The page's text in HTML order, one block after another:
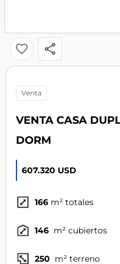
venta
VENTA CASA
DORM
607.320 USD
166 m² totales
146 m² cubiertos
250 m² terreno